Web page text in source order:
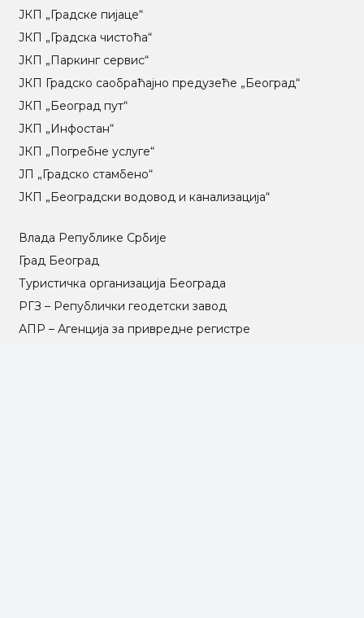
ЈКП „Градске пијаце“
ЈКП „Градска чистоћа“
ЈКП „Паркинг сервис“
ЈКП Градско саобраћајно предузеће „Београд“
ЈКП „Београд пут“
ЈКП „Инфостан“
ЈКП „Погребне услуге“
ЈП „Градско стамбено“
ЈКП „Београдски водовод и канализација“
Влада Републике Србије
Град Београд
Туристичка организација Београда
РГЗ – Републички геодетски завод
АПР – Агенција за привредне регистре